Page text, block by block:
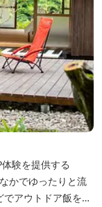
験を提供する
かでゆったりと流
アウトドア飯を愉